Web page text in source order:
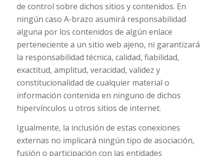
de control sobre dichos sitios y contenidos. En
ningún caso A-brazo asumirá responsabilidad
alguna por los contenidos de algún enlace
perteneciente a un sitio web ajeno, ni garantizará
la responsabilidad técnica, calidad, fiabilidad,
exactitud, amplitud, veracidad, validez y
constitucionalidad de cualquier material o
información contenida en ninguno de dichos
hipervínculos u otros sitios de internet.
Igualmente, la inclusión de estas conexiones
externas no implicará ningún tipo de asociación,
fusión o participación con las entidades